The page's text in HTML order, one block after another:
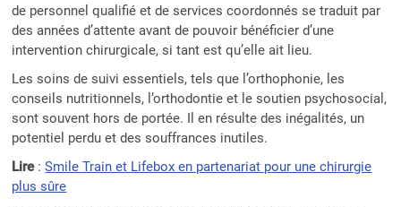
de personnel qualifié et de services coordonnés se traduit par
des années d’attente avant de pouvoir bénéficier d’une
intervention chirurgicale, si tant est qu’elle ait lieu.
Les soins de suivi essentiels, tels que l’orthophonie, les
conseils nutritionnels, l’orthodontie et le soutien psychosocial,
sont souvent hors de portée. Il en résulte des inégalités, un
potentiel perdu et des souffrances inutiles.
Lire :Smile Train et Lifebox en partenariat pour une chirurgie
plus sûre